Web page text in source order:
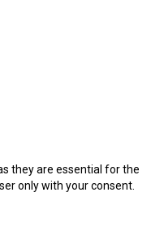
they are essential for the
only with your consent.